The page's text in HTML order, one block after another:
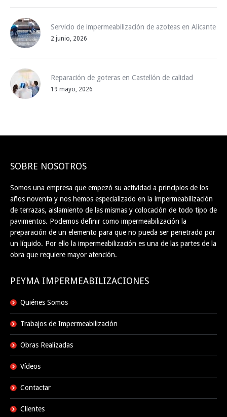
Servicio de impermeabilización de azoteas en Alicante
2 junio, 2026
Reparación de goteras en Castellón de calidad
19 mayo, 2026
SOBRE NOSOTROS
Somos una empresa que empezó su actividad a principios de los
años noventa y nos hemos especializado en la impermeabilización
de terrazas, aislamiento de las mismas y colocación de todo tipo de
pavimentos. Podemos definir como impermeabilización la
preparación de un elemento para que no pueda ser penetrado por
un líquido. Por ello la impermeabilización es una de las partes de la
obra que requiere mayor atención.
PEYMA IMPERMEABILIZACIONES
Quiénes Somos
Trabajos de Impermeabilización
Obras Realizadas
Vídeos
Contactar
Clientes